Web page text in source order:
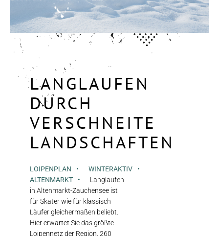
Langlaufen Altenmarkt
LANGLAUFEN
DURCH
VERSCHNEITE
LANDSCHAFTEN
LOIPENPLAN
WINTERAKTIV
ALTENMARKT
Langlaufen
in Altenmarkt-Zauchensee ist
für Skater wie für klassisch
Läufer gleichermaßen beliebt.
Hier erwartet Sie das größte
Loipennetz der Region. 260